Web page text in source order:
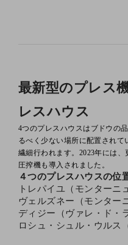
最新型のプレス
レスハウス
4つのプレスハウスはブドウの
るべく少ない場所に配置され
繊細行われます。 2023年には、
圧搾機も導入されました。
４つのプレスハウスの位
トレパイユ（モンターニ
ヴェルズネー（モンター
ディジー（ヴァレ・ド・
ロシュ・シュル・ウルス